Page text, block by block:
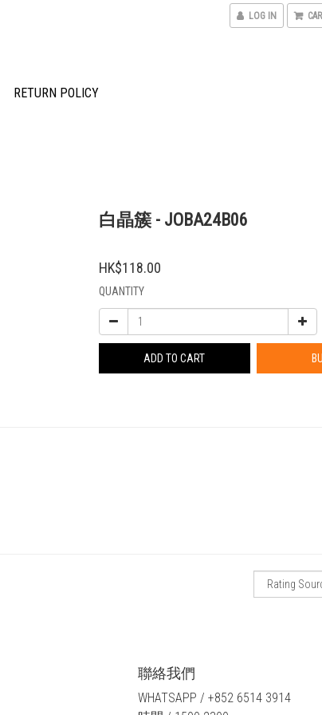
LOG IN
RETURN POLICY
白晶簇 - JOBA24B06
HK$118.00
QUANTITY
ADD TO CART
聯絡我們
WHATSAPP / +852 6514 3914